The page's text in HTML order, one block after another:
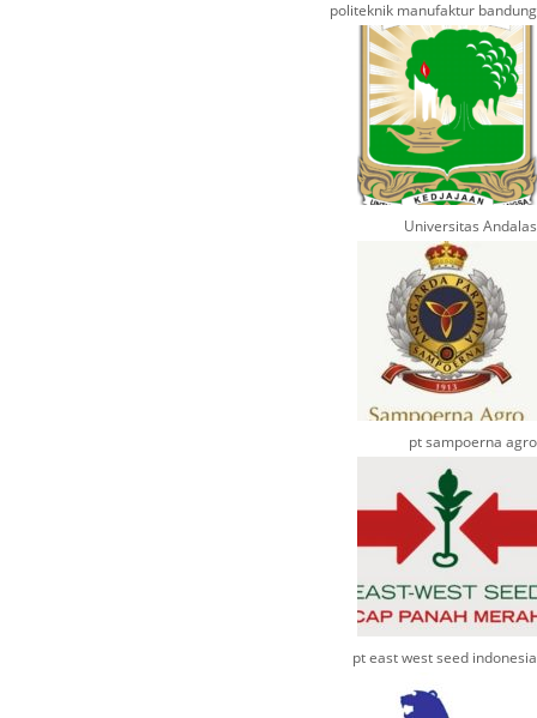
politeknik manufaktur bandung
Universitas Andalas
pt sampoerna agro
pt east west seed indonesia